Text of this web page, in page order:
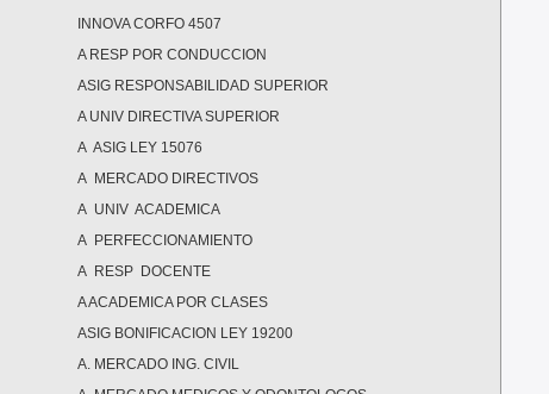
INNOVA CORFO 4507
A RESP POR CONDUCCION
ASIG RESPONSABILIDAD SUPERIOR
A UNIV DIRECTIVA SUPERIOR
A ASIG LEY 15076
A MERCADO DIRECTIVOS
A UNIV ACADEMICA
A PERFECCIONAMIENTO
A RESP DOCENTE
A ACADEMICA POR CLASES
ASIG BONIFICACION LEY 19200
A. MERCADO ING. CIVIL